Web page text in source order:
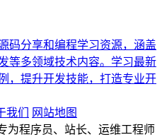
码分享和编程学习资源，涵盖
等多领域技术内容。学习最新
，提升开发技能，打造专业开
我们
网站地图
为程序员、站长、运维工程师